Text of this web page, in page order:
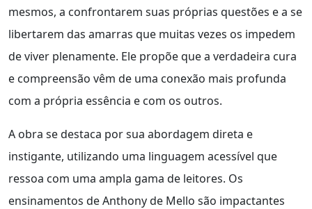
mesmos, a confrontarem suas próprias questões e a se
libertarem das amarras que muitas vezes os impedem
de viver plenamente. Ele propõe que a verdadeira cura
e compreensão vêm de uma conexão mais profunda
com a própria essência e com os outros.
A obra se destaca por sua abordagem direta e
instigante, utilizando uma linguagem acessível que
ressoa com uma ampla gama de leitores. Os
ensinamentos de Anthony de Mello são impactantes